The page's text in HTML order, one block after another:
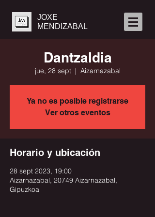
JOXE
MENDIZABAL
Dantzaldia
jue, 28 sept
  |
Aizarnazabal
Ya no es posible registrarse
Ver otros eventos
Horario y ubicación
28 sept 2023, 19:00
Aizarnazabal, 20749 Aizarnazabal,
Gipuzkoa